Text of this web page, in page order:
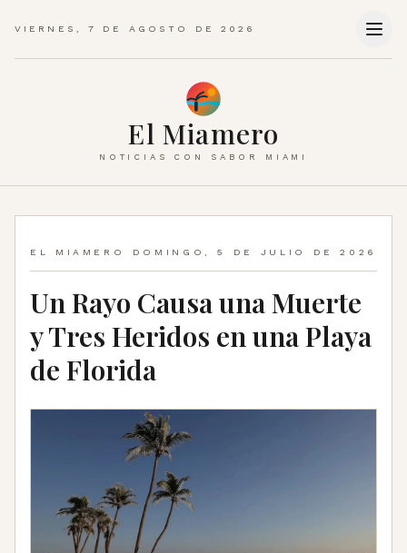
VIERNES, 7 DE AGOSTO DE 2026
El Miamero
NOTICIAS CON SABOR MIAMI
EL MIAMERO DOMINGO, 5 DE JULIO DE 2026
Un Rayo Causa una Muerte
y Tres Heridos en una Playa
de Florida